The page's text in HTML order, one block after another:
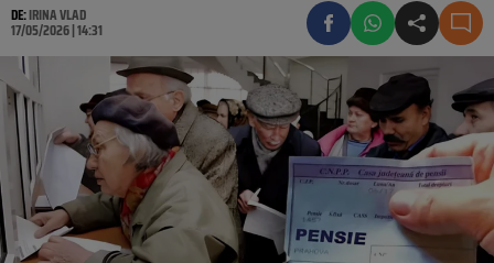
DE:IRINA VLAD
17/05/2026 | 14:31